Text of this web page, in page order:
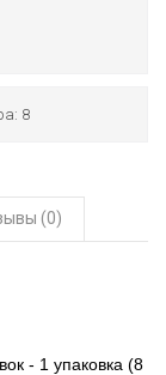
8
(0)
- 1 упаковка (8